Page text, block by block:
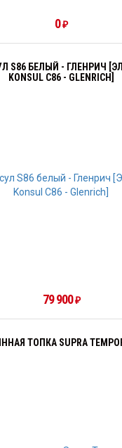
0₽
S86 БЕЛЫЙ - ГЛЕНРИЧ
KONSUL С86 - GLENRICH]
79 900₽
ТОПКА SUPRA